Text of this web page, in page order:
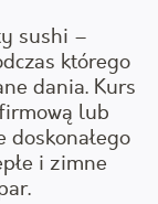
sushi –
którego
dania. Kurs
lub
i zimne